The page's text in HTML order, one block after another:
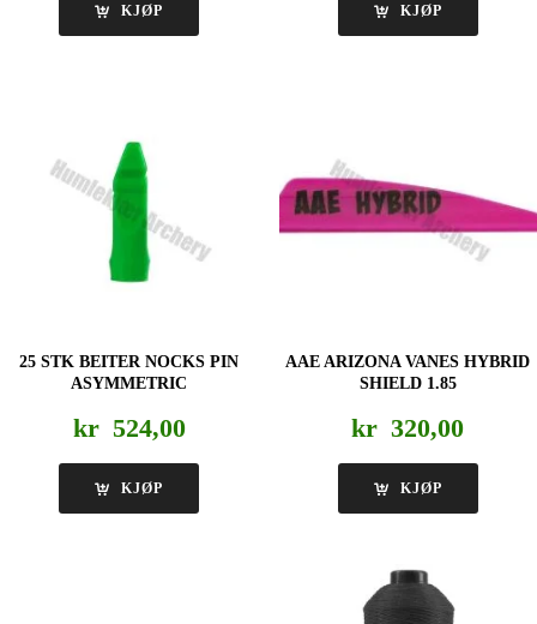
KJØP KJØP
25 STK BEITER NOCKS PIN
ASYMMETRIC
kr 524,00
KJØP
AAE ARIZONA VANES HYBRID
SHIELD 1.85
kr 320,00
KJØP